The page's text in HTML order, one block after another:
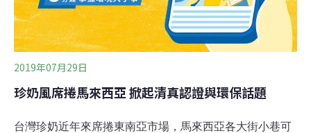
商場的鐵支涮火鍋店、京站
2019年07月29日
珍奶風席捲馬來西亞 掀起清真認證與環保話題
台灣珍奶近年來席捲東南亞市場，馬來西亞各大街小巷可